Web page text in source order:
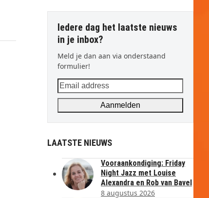
Iedere dag het laatste nieuws
in je inbox?
Meld je dan aan via onderstaand
formulier!
Email
address
Aanmelden
LAATSTE NIEUWS
Vooraankondiging: Friday
Night Jazz met Louise
Alexandra en Rob van Bavel
8 augustus 2026